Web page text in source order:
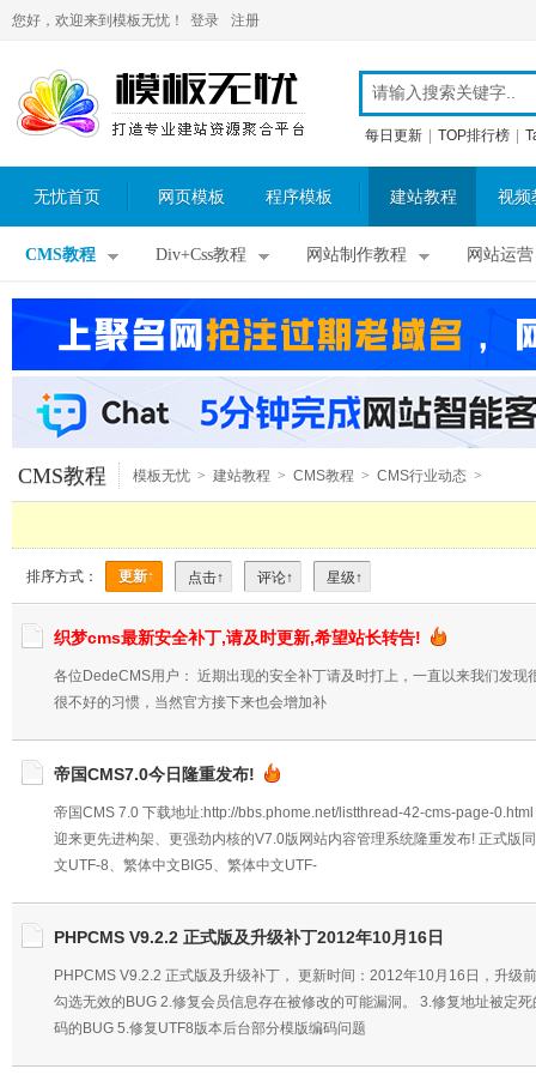
您好，欢迎来到模板无忧！ 登录 注册
每日更新 TOP排行榜
无忧首页 网页模板 程序模板 建站教程 视频
CMS教程 Div+Css教程 网站制作教程 网站运营
CMS教程 模板无忧 > 建站教程 > CMS教程 > CMS行业动态 >
排序方式： 更新↑ 点击↑ 评论↑ 星级↑
织梦cms最新安全补丁,请及时更新,希望站长转告!
各位DedeCMS用户： 近期出现的安全补丁请及时打上，一直以来我们发
很不好的习惯，当然官方接下来也会增加补
帝国CMS7.0今日隆重发布!
帝国CMS 7.0 下载地址:http://bbs.phome.net/listthread-42-cms-page-
迎来更先进构架、更强劲内核的V7.0版网站内容管理系统隆重发布! 正式版
文UTF-8、繁体中文BIG5、繁体中文UTF-
PHPCMS V9.2.2 正式版及升级补丁2012年10月16日
PHPCMS V9.2.2 正式版及升级补丁， 更新时间：2012年10月16日，升级
勾选无效的BUG 2.修复会员信息存在被修改的可能漏洞。 3.修复地址被定
码的BUG 5.修复UTF8版本后台部分模版编码问题